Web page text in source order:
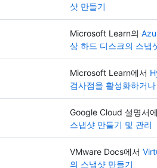
샷 만들기
Microsoft Learn의
상 하드 디스크의 스냅
Microsoft Learn에서
검사점을 활성화하거
Google Cloud 설명서
스냅샷 만들기 및 관리
VMware Docs에서
의 스냅샷 만들기